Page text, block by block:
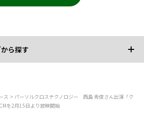
ら探す
すべて
ス
パーソルクロステクノロジー 西島 秀俊さん出演「ク
を2月15日より放映開始